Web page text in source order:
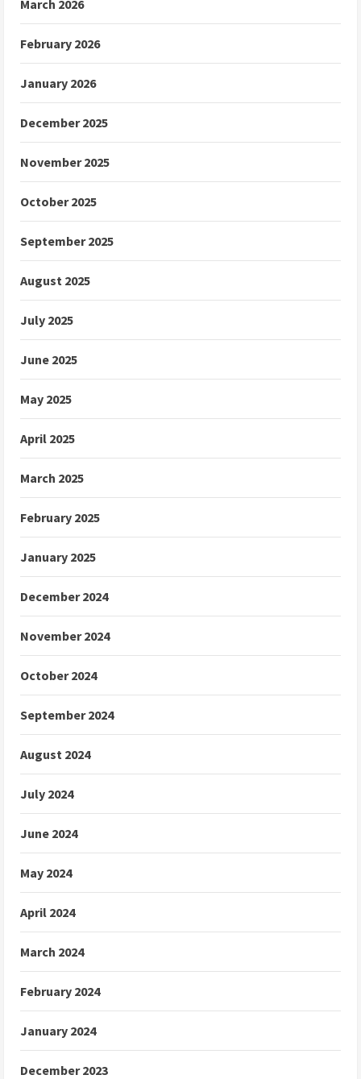
March 2026
February 2026
January 2026
December 2025
November 2025
October 2025
September 2025
August 2025
July 2025
June 2025
May 2025
April 2025
March 2025
February 2025
January 2025
December 2024
November 2024
October 2024
September 2024
August 2024
July 2024
June 2024
May 2024
April 2024
March 2024
February 2024
January 2024
December 2023